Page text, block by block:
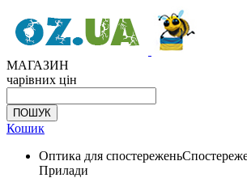
МАГАЗИН
чарівних цін
Кошик
Оптика для спостережень
Прилади